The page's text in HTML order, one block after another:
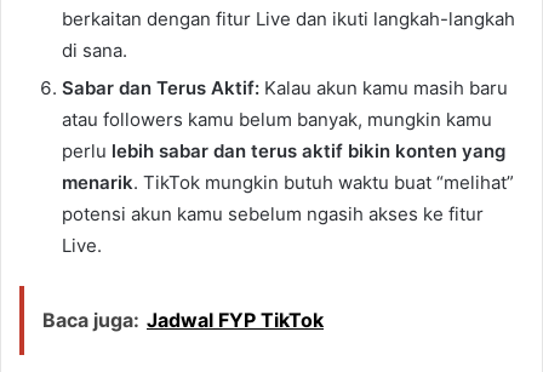
berkaitan dengan fitur Live dan ikuti langkah-langkah
di sana.
Sabar dan Terus Aktif: Kalau akun kamu masih baru
atau followers kamu belum banyak, mungkin kamu
perlu lebih sabar dan terus aktif bikin konten yang
menarik. TikTok mungkin butuh waktu buat “melihat”
potensi akun kamu sebelum ngasih akses ke fitur
Live.
Baca juga: Jadwal FYP TikTok